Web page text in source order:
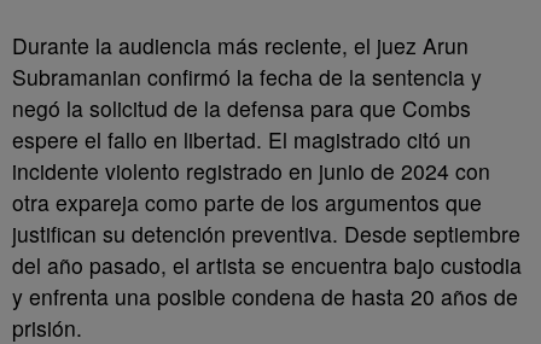
Durante la audiencia más reciente, el juez Arun
Subramanian confirmó la fecha de la sentencia y
negó la solicitud de la defensa para que Combs
espere el fallo en libertad. El magistrado citó un
incidente violento registrado en junio de 2024 con
otra expareja como parte de los argumentos que
justifican su detención preventiva. Desde septiembre
del año pasado, el artista se encuentra bajo custodia
y enfrenta una posible condena de hasta 20 años de
prisión.